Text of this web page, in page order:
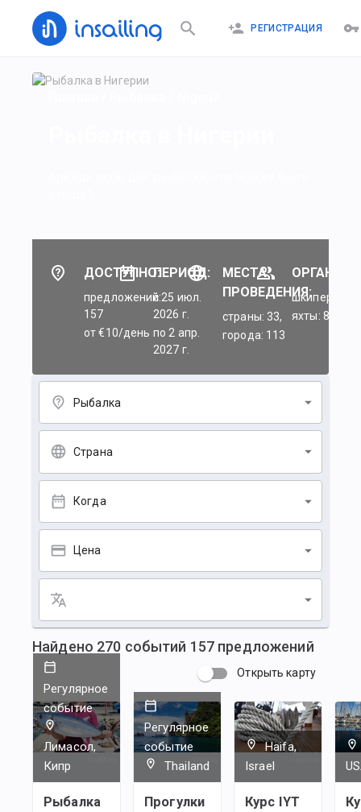
РЕГИСТРАЦИЯ
ДОСТУПНО:
предложений:
157
от €10/день
ПЕРИОД:
c 25 июл.
2026 г.
по 2 апр.
2027 г.
МЕСТА
ПРОВЕДЕНИЯ:
страны: 33,
города: 113
шкиперы: 45,
яхты: 84
Рыбалка
Страна
Когда
Цена
Найдено 270 событий 157 предложений
Открыть карту
Регулярное
событие
Лимасол,
Кипр
Рыбалка
Регулярное
событие
Thailand
Прогулки
Haifa,
Israel
Курс IYT